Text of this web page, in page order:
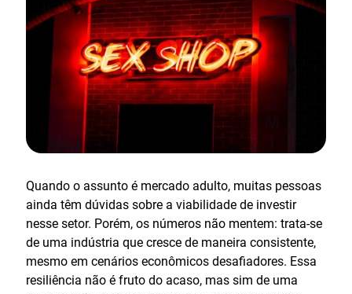
Quando o assunto é mercado adulto, muitas pessoas
ainda têm dúvidas sobre a viabilidade de investir
nesse setor. Porém, os números não mentem: trata-se
de uma indústria que cresce de maneira consistente,
mesmo em cenários econômicos desafiadores. Essa
resiliência não é fruto do acaso, mas sim de uma